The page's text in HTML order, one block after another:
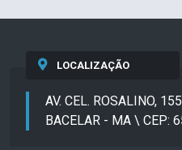
LOCALIZAÇÃO
AV. CEL. ROSALINO,
BACELAR - MA \ CEP: